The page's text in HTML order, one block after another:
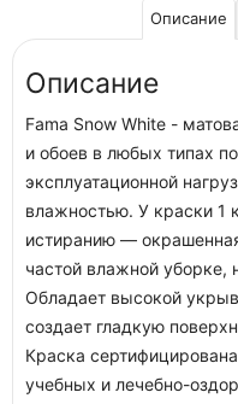
Описание
Описание
Fama Snow White -
и обоев в любых типах
эксплуатационной
влажностью. У краски 1
истиранию —
частой влажной уборке,
Обладает высокой
создает гладкую
Краска
учебных и лечебно-